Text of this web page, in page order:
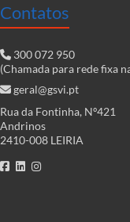
Contatos
300 072 950
(Chamada para rede fixa
geral@gsvi.pt
Rua da Fontinha, Nº421
Andrinos
2410-008 LEIRIA